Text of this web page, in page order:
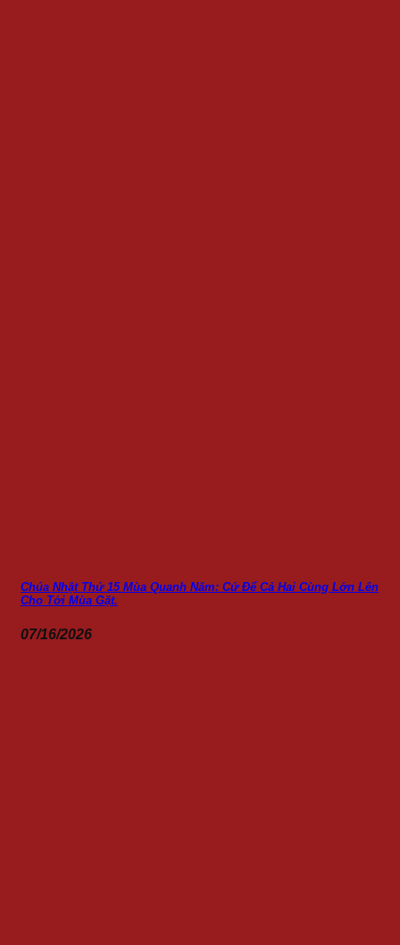
Chúa Nhật Thứ 15 Mùa Quanh Năm: Cứ Để Cả Hai Cùng Lớn Lên
Cho Tới Mùa Gặt.
07/16/2026